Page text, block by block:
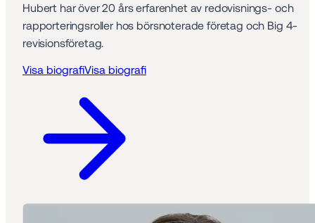
Hubert har över 20 års erfarenhet av redovisnings- och
rapporteringsroller hos börsnoterade företag och Big 4-
revisionsföretag.
Visa biografiVisa biografi